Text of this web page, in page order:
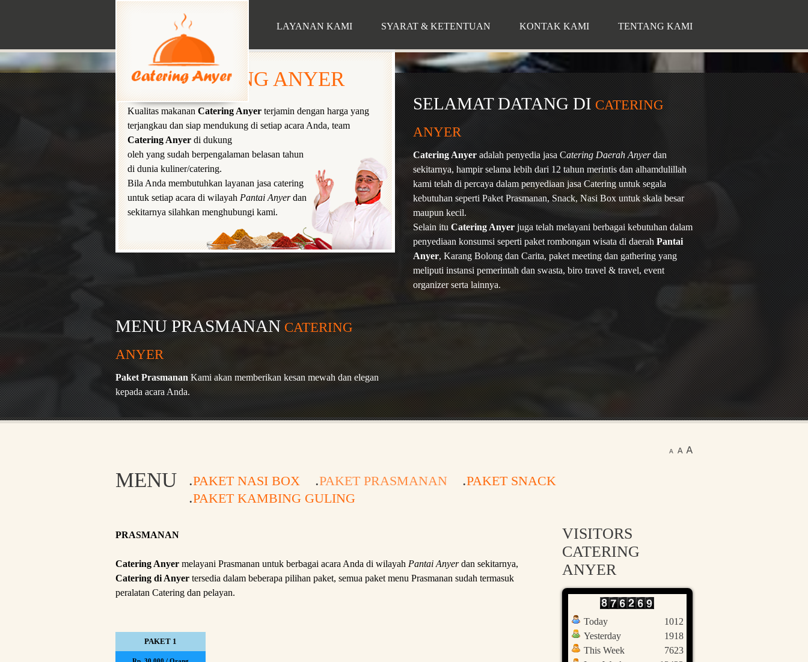
HOME LAYANAN KAMI SYARAT & KETENTUAN KONTAK KAMI TENTANG KAMI
CATERING ANYER
Kualitas makanan Catering Anyer terjamin dengan harga yang
terjangkau dan siap mendukung di setiap acara Anda, team
Catering Anyer di dukung
oleh yang sudah berpengalaman belasan tahun
di dunia kuliner/catering.
Bila Anda membutuhkan layanan jasa catering
untuk setiap acara di wilayah Pantai Anyerdan
sekitarnya silahkan menghubungi kami.
SELAMAT DATANG DI CATERING
ANYER
Catering Anyer adalah penyedia jasa Catering Daerah Anyerdan
sekitarnya, hampir selama lebih dari 12 tahun merintis dan alhamdulillah
kami telah di percaya dalam penyediaan jasa Catering untuk segala
kebutuhan seperti Paket Prasmanan, Snack, Nasi Box untuk skala besar
maupun kecil.
Selain itu Catering Anyer juga telah melayani berbagai kebutuhan dalam
penyediaan konsumsi seperti paket rombongan wisata di daerah Pantai
Anyer, Karang Bolong dan Carita, paket meeting dan gathering yang
meliputi instansi pemerintah dan swasta, biro travel & travel, event
organizer serta lainnya.
MENU PRASMANAN CATERING
ANYER
Paket Prasmanan Kami akan memberikan kesan mewah dan elegan
kepada acara Anda.
MENU PAKET NASI BOX PAKET PRASMANAN
PAKET SNACK
PAKET KAMBING GULING
PRASMANAN
Catering Anyer melayani Prasmanan untuk berbagai acara Anda di wilayah Pantai Anyerdan sekitarnya,
Catering di Anyer tersedia dalam beberapa pilihan paket, semua paket menu Prasmanan sudah termasuk
peralatan Catering dan pelayan.
PAKET 1
VISITORS
CATERING
ANYER
Today
Yesterday
This Week
1012
1918
7623